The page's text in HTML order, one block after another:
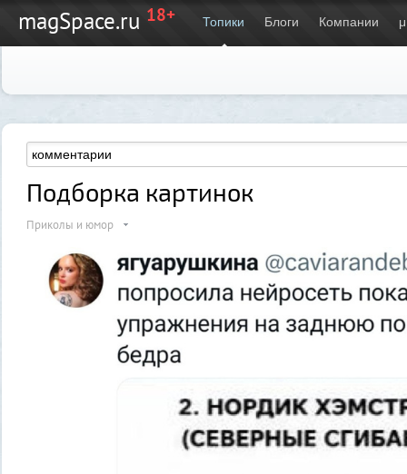
magSpace.ru 18+ Топики Блоги Компании μ
Подборка картинок
Приколы и юмор